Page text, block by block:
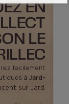
EN
LE
facilement
à Jard-
sur-Jard.